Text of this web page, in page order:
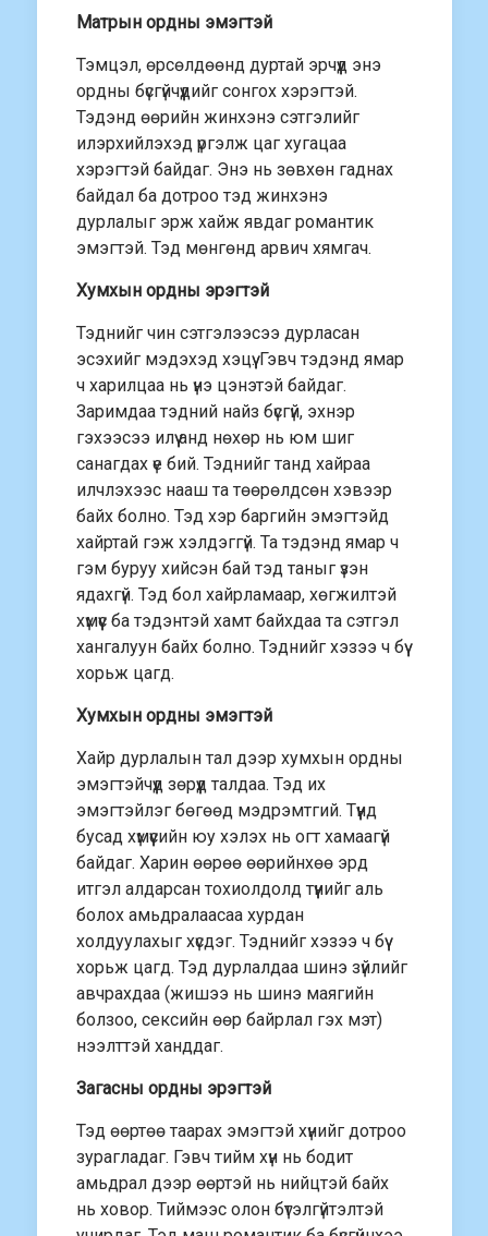
Матрын ордны эмэгтэй
Тэмцэл, өрсөлдөөнд дуртай эрчүүд энэ
ордны бүсгүйчүүдийг сонгох хэрэгтэй.
Тэдэнд өөрийн жинхэнэ сэтгэлийг
илэрхийлэхэд үргэлж цаг хугацаа
хэрэгтэй байдаг. Энэ нь зөвхөн гаднах
байдал ба дотроо тэд жинхэнэ
дурлалыг эрж хайж явдаг романтик
эмэгтэй. Тэд мөнгөнд арвич хямгач.
Хумхын ордны эрэгтэй
Тэднийг чин сэтгэлээсээ дурласан
эсэхийг мэдэхэд хэцүү. Гэвч тэдэнд ямар
ч харилцаа нь үнэ цэнэтэй байдаг.
Заримдаа тэдний найз бүсгүй, эхнэр
гэхээсээ илүү анд нөхөр нь юм шиг
санагдах үе бий. Тэднийг танд хайраа
илчлэхээс нааш та төөрөлдсөн хэвээр
байх болно. Тэд хэр баргийн эмэгтэйд
хайртай гэж хэлдэггүй. Та тэдэнд ямар ч
гэм буруу хийсэн бай тэд таныг үзэн
ядахгүй. Тэд бол хайрламаар, хөгжилтэй
хүмүүс ба тэдэнтэй хамт байхдаа та сэтгэл
хангалуун байх болно. Тэднийг хэзээ ч бүү
хорьж цагд.
Хумхын ордны эмэгтэй
Хайр дурлалын тал дээр хумхын ордны
эмэгтэйчүүд зөрүүд талдаа. Тэд их
эмэгтэйлэг бөгөөд мэдрэмтгий. Түүнд
бусад хүмүүсийн юу хэлэх нь огт хамаагүй
байдаг. Харин өөрөө өөрийнхөө эрд
итгэл алдарсан тохиолдолд түүнийг аль
болох амьдралаасаа хурдан
холдуулахыг хүсдэг. Тэднийг хэзээ ч бүү
хорьж цагд. Тэд дурлалдаа шинэ зүйлийг
авчрахдаа (жишээ нь шинэ маягийн
болзоо, сексийн өөр байрлал гэх мэт)
нээлттэй ханддаг.
Загасны ордны эрэгтэй
Тэд өөртөө таарах эмэгтэй хүнийг дотроо
зурагладаг. Гэвч тийм хүн нь бодит
амьдрал дээр өөртэй нь нийцтэй байх
нь ховор. Тиймээс олон бүтэлгүйтэлтэй